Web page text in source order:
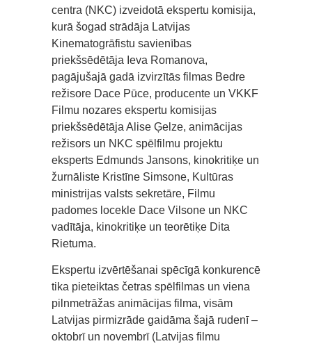
centra (NKC) izveidotā ekspertu komisija,
kurā šogad strādāja Latvijas
Kinematogrāfistu savienības
priekšsēdētāja Ieva Romanova,
pagājušajā gadā izvirzītās filmas Bedre
režisore Dace Pūce, producente un VKKF
Filmu nozares ekspertu komisijas
priekšsēdētāja Alise Ģelze, animācijas
režisors un NKC spēlfilmu projektu
eksperts Edmunds Jansons, kinokritiķe un
žurnāliste Kristīne Simsone, Kultūras
ministrijas valsts sekretāre, Filmu
padomes locekle Dace Vilsone un NKC
vadītāja, kinokritiķe un teorētiķe Dita
Rietuma.
Ekspertu izvērtēšanai spēcīgā konkurencē
tika pieteiktas četras spēlfilmas un viena
pilnmetrāžas animācijas filma, visām
Latvijas pirmizrāde gaidāma šajā rudenī –
oktobrī un novembrī (Latvijas filmu